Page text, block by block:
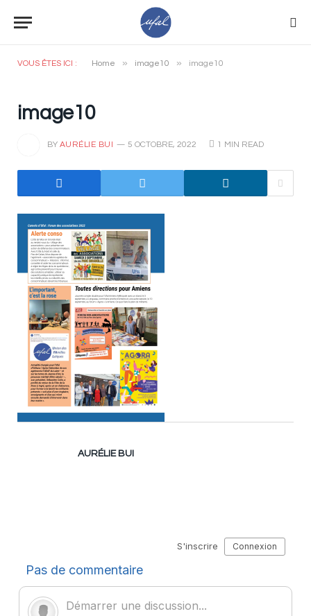
VOUS ÊTES ICI : Home » image10 » image10
image10
BY AURÉLIE BUI 5 OCTOBRE, 2022 1 MIN READ
AURÉLIE BUI